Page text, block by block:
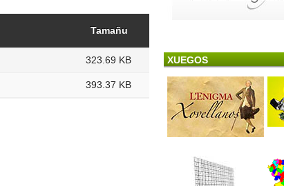
Tamañu
323.69 KB
393.37 KB
XUEGOS